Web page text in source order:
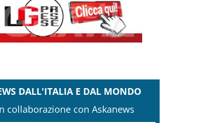
DALL'ITALIA E DAL MONDO
collaborazione con Askanews